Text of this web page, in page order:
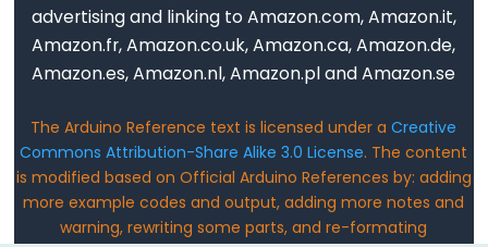
String.remove()
String.replace()
String.reserve()
String.setCharAt()
String.startsWith()
String.substring()
String.toCharArray()
advertising and linking to Amazon.com, Amazon.it,
Amazon.fr, Amazon.co.uk, Amazon.ca, Amazon.de,
Amazon.es, Amazon.nl, Amazon.pl and Amazon.se
The Arduino Reference text is licensed under aCreative
Commons Attribution-Share Alike 3.0 License. The content
is modified based on Official Arduino References by: adding
more example codes and output, adding more notes and
warning, rewriting some parts, and re-formating